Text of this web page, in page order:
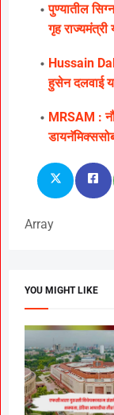
पुण्यातील
गृह
Hussain
हुसेन दलवाई
MRSAM :
Array
YOU MIGHT LIKE